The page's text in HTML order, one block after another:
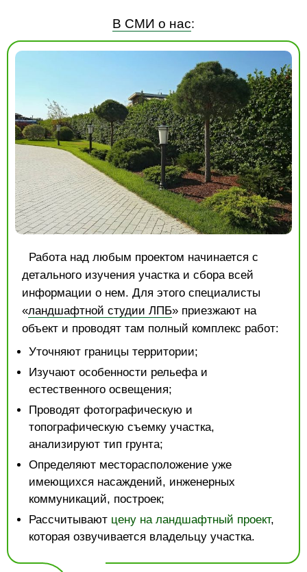
В СМИ о нас:
Работа над любым проектом начинается с
детального изучения участка и сбора всей
информации о нем. Для этого специалисты
«ландшафтной студии ЛПБ» приезжают на
объект и проводят там полный комплекс работ:
Уточняют границы территории;
Изучают особенности рельефа и
естественного освещения;
Проводят фотографическую и
топографическую съемку участка,
анализируют тип грунта;
Определяют месторасположение уже
имеющихся насаждений, инженерных
коммуникаций, построек;
Рассчитывают цену на ландшафтный проект,
которая озвучивается владельцу участка.